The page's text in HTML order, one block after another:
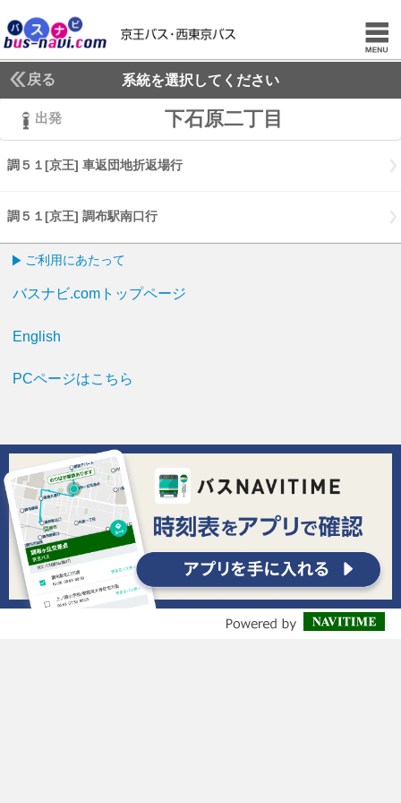
戻る 系統を選択してください
出発 下石原二丁目
調５１[京王] 車返団地折返場行
調５１[京王] 調布駅南口行
ご利用にあたって
バスナビ.comトップページ
English
PCページはこちら